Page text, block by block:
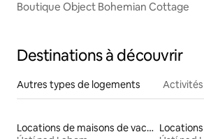
Boutique Object Bohemian Cottage
Destinations à découvrir
Autres types de logements Activités
Locations de maisons de vacances